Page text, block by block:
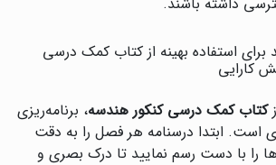
داشته باشند.
برای استفاده بهینه از کتاب کمک درسی
کارایی
کتاب کمک درسی کنکور هندسه، برنامه‌ریزی
است. ابتدا درسنامه هر فصل را به دقت
را با دست رسم نمایید تا درک بصری و